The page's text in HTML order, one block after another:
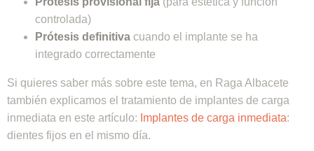
controlada)
Prótesis definitiva cuando el implante se ha
integrado correctamente
Si quieres saber más sobre este tema, en Raga Albacete
también explicamos el tratamiento de implantes de carga
inmediata en este artículo: Implantes de carga inmediata:
dientes fijos en el mismo día.